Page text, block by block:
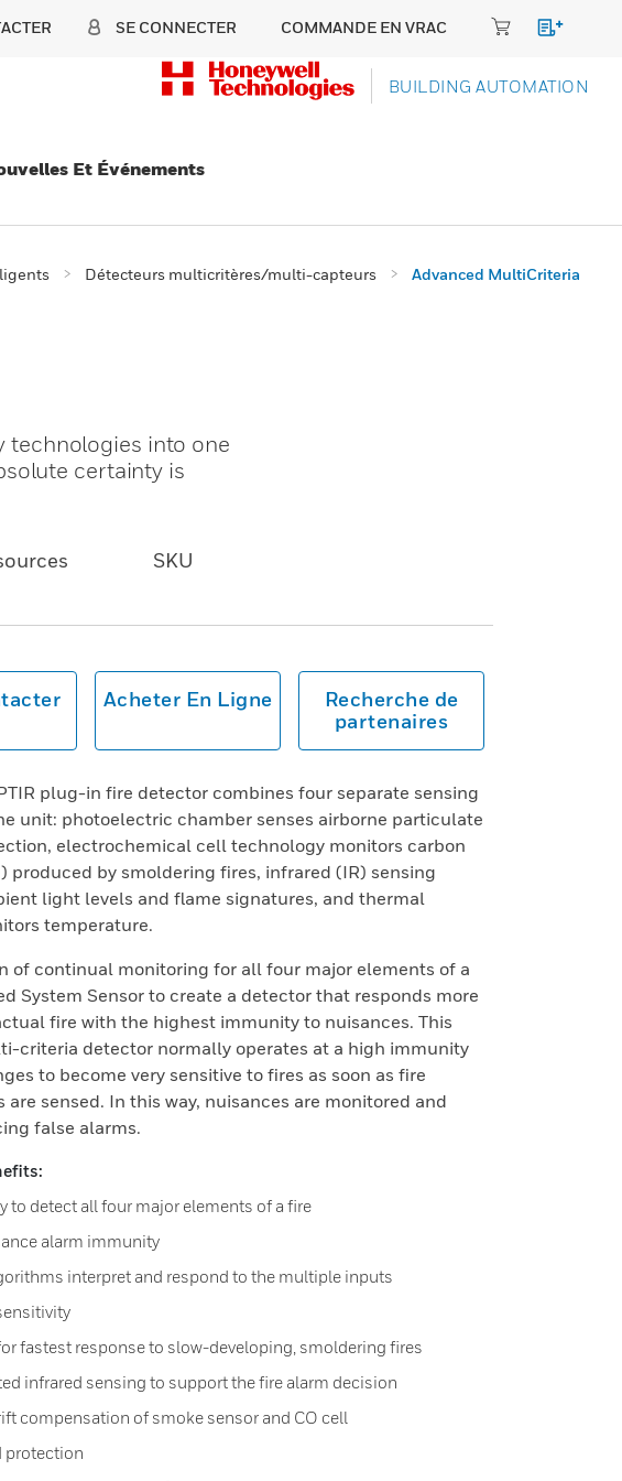
SE CONNECTER COMMANDE EN VRAC
BUILDING AUTOMATION
Et Événements
Détecteurs multicritères/multi-capteurs
Advanced MultiCriteria
technologies into one
certainty is
SKU
Acheter En Ligne
Recherche de
partenaires
plug-in fire detector combines four separate sensing
unit: photoelectric chamber senses airborne particulate
electrochemical cell technology monitors carbon
produced by smoldering fires, infrared (IR) sensing
light levels and flame signatures, and thermal
temperature.
of continual monitoring for all four major elements of a
System Sensor to create a detector that responds more
fire with the highest immunity to nuisances. This
criteria detector normally operates at a high immunity
to become very sensitive to fires as soon as fire
are sensed. In this way, nuisances are monitored and
false alarms.
to detect all four major elements of a fire
alarm immunity
interpret and respond to the multiple inputs
fastest response to slow-developing, smoldering fires
infrared sensing to support the fire alarm decision
compensation of smoke sensor and CO cell
protection